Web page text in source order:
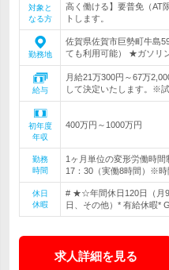
対象と
なる方
高く働ける】要普免（AT
トします。
勤務地
佐賀県佐賀市巨勢町牛島
ても利用可能） ★ガソリ
給与
月給21万300円～67万
して決定いたします。※
初年度
年収
400万円～1000万円
勤務
時間
1ヶ月単位の変形労働時
17：30（実働8時間）※時
休日
休暇
# ★☆年間休日120日（月
日、その他）* 有給休暇*
求人詳細を見る